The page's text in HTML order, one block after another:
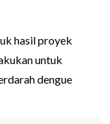
hasil proyek
untuk
dengue